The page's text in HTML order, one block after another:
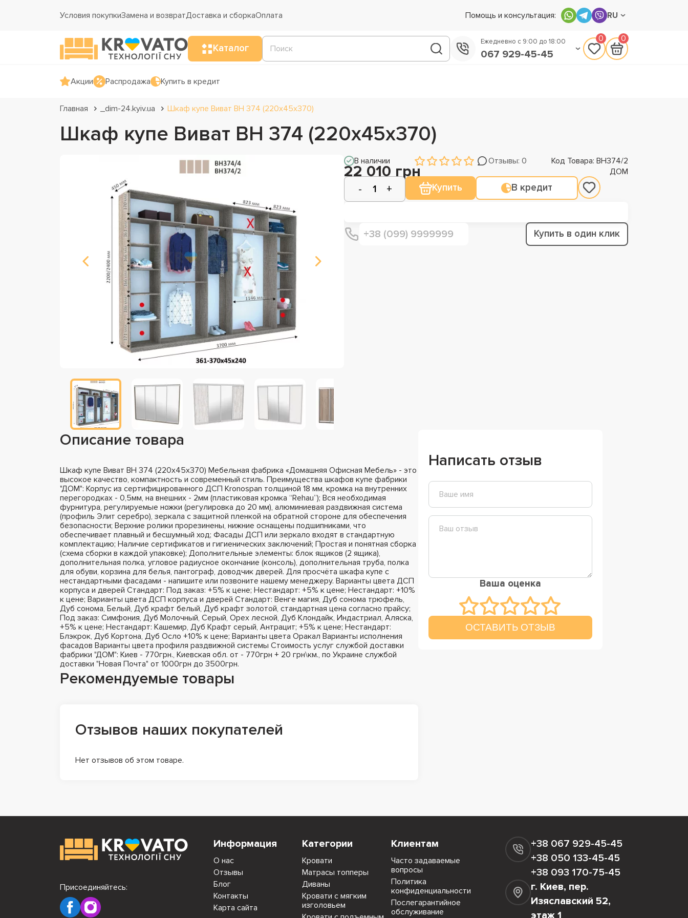
Условия покупкиЗамена и возвратДоставка и сборкаОплата Помощь и консультация: RU
Каталог
Ежедневно с 9:00 до 18:00
067 929-45-45
0 0
Акции Распродажа Купить в кредит
Главная _dim-24.kyiv.ua Шкаф купе Виват ВН 374 (220х45х370)
Шкаф купе Виват ВН 374 (220х45х370)
В наличии Отзывы: 0 Код Товара: ВН374/2
22 010 грн ДОМ
Купить В кредит
Купить в один клик
Описание товара
Шкаф купе Виват ВН 374 (220х45х370) Мебельная фабрика «Домашняя Офисная Мебель» - это
высокое качество, компактность и современный стиль. Преимущества шкафов купе фабрики
"ДОМ": Корпус из сертифицированного ДСП Kronospan толщиной 18 мм, кромка на внутренних
перегородках - 0,5мм, на внешних - 2мм (пластиковая кромка “Rehau”); Вся необходимая
фурнитура, регулируемые ножки (регулировка до 20 мм), алюминиевая раздвижная система
(профиль Элит серебро), зеркала с защитной пленкой на обратной стороне для обеспечения
безопасности; Верхние ролики прорезинены, нижние оснащены подшипниками, что
обеспечивает плавный и бесшумный ход; Фасады ДСП или зеркало входят в стандартную
комплектацию; Наличие сертификатов и гигиенических заключений; Простая и понятная сборка
(схема сборки в каждой упаковке); Дополнительные элементы: блок ящиков (2 ящика),
дополнительная полка, угловое радиусное окончание (консоль), дополнительная труба, полка
для обуви, корзина для белья, пантограф, доводчик дверей. Для просчёта шкафа купе с
нестандартными фасадами - напишите или позвоните нашему менеджеру. Варианты цвета ДСП
корпуса и дверей Стандарт: Под заказ: +5% к цене; Нестандарт: +5% к цене; Нестандарт: +10%
к цене; Варианты цвета ДСП корпуса и дверей Стандарт: Венге магия, Дуб сонома трюфель,
Дуб сонома, Белый, Дуб крафт белый, Дуб крафт золотой, стандартная цена согласно прайсу;
Под заказ: Симфония, Дуб Молочный, Серый, Орех лесной, Дуб Клондайк, Индастриал, Аляска,
+5% к цене; Нестандарт: Кашемир, Дуб Крафт серый, Антрацит; +5% к цене; Нестандарт:
Блэкрок, Дуб Кортона, Дуб Осло +10% к цене; Варианты цвета Оракал Варианты исполнения
фасадов Варианты цвета профиля раздвижной системы Стоимость услуг службой доставки
фабрики "ДОМ": Киев - 770грн., Киевская обл. от - 770грн + 20 грн\км., по Украине службой
доставки "Новая Почта" от 1000грн до 3500грн.
Рекомендуемые товары
Отзывов наших покупателей
Нет отзывов об этом товаре.
Написать отзыв
Ваша оценка
ОСТАВИТЬ ОТЗЫВ
Информация
О нас
Отзывы
Блог
Контакты
Карта сайта
Категории
Кровати
Матрасы топперы
Диваны
Кровати с мягким
изголовьем
Клиентам
Часто задаваемые
вопросы
Политика
конфиденциальности
Послегарантийное
обслуживание
+38 067 929-45-45
+38 050 133-45-45
+38 093 170-75-45
г. Киев, пер.
Изяславский 52,
этаж 1
Присоединяйтесь: